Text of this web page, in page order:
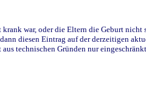
war, oder die Eltern die Geburt nicht
diesen Eintrag auf der derzeitigen
technischen Gründen nur